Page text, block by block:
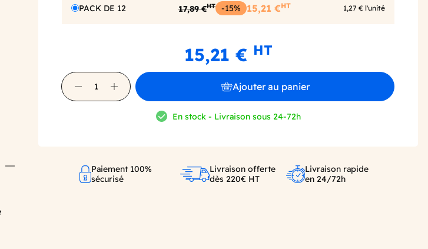
PACK DE 12 17,89 €HT -15% 15,21 €HT 1,27 € l'unité
15,21 € HT
Ajouter au panier
En stock - Livraison sous 24-72h
Paiement 100%
sécurisé
Livraison offerte
dès 220€ HT
Livraison rapide
en 24/72h